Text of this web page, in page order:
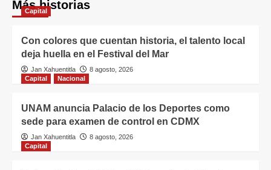
Más historias
Capital
Con colores que cuentan historia, el talento local
deja huella en el Festival del Mar
Jan Xahuentitla
8 agosto, 2026
Capital
Nacional
UNAM anuncia Palacio de los Deportes como
sede para examen de control en CDMX
Jan Xahuentitla
8 agosto, 2026
Capital